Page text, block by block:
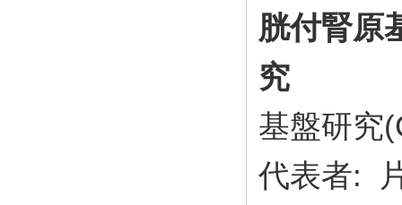
胱付腎原
究
基盤研究
代表者: